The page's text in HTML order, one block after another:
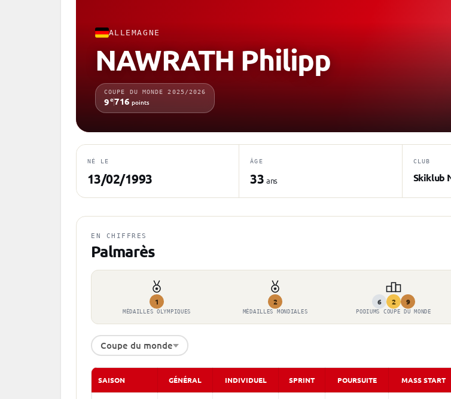
ALLEMAGNE
NAWRATH Philipp
COUPE DU MONDE 2025/2026
9e716 points
NÉ LE
13/02/1993
ÂGE
33 ans
CLUB
Skiklub
EN CHIFFRES
Palmarès
1
MÉDAILLES OLYMPIQUES
2
MÉDAILLES MONDIALES
6 2 9
PODIUMS COUPE DU MONDE
Coupe du monde
SAISON GÉNÉRAL INDIVIDUEL SPRINT POURSUITE MASS START